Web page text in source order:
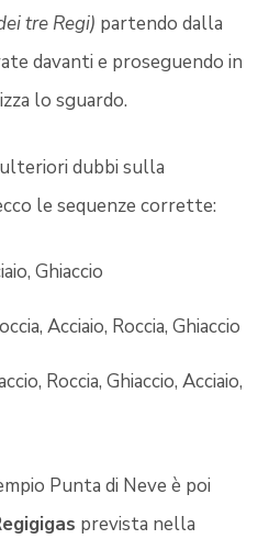
tre Regi) partendo dalla
davanti e proseguendo in
lo sguardo.
dubbi sulla
le sequenze corrette:
Ghiaccio
Acciaio, Roccia, Ghiaccio
Roccia, Ghiaccio, Acciaio,
Punta di Neve è poi
prevista nella